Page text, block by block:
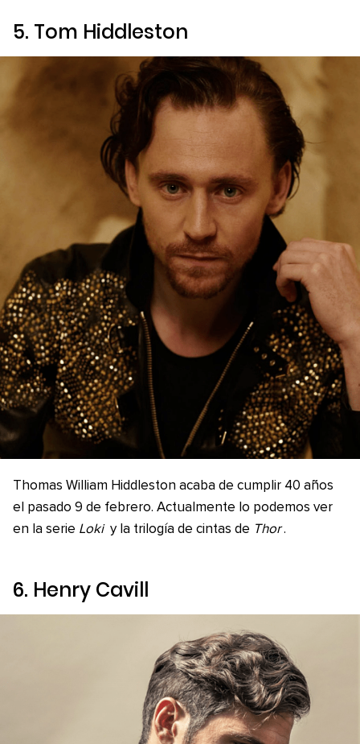
5. Tom Hiddleston
Thomas William Hiddleston acaba de cumplir 40 años
el pasado 9 de febrero. Actualmente lo podemos ver
en la serie Loki y la trilogía de cintas de Thor .
6. Henry Cavill